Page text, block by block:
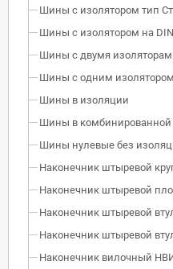
Шины с изолятором тип
Шины с изолятором на
Шины с двумя
Шины с одним изолятором
Шины в изоляции
Шины в комбинированной
Шины нулевые без
Наконечник штыревой
Наконечник штыревой
Наконечник штыревой
Наконечник штыревой
Наконечник вилочный